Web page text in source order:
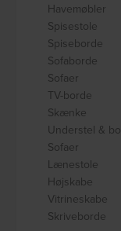
Havemøbler
Spisestole
Spiseborde
Sofaborde
Sofaer
TV-borde
Skænke
Understel &
Sofaer
Lænestole
Højskabe
Vitrineskabe
Skriveborde